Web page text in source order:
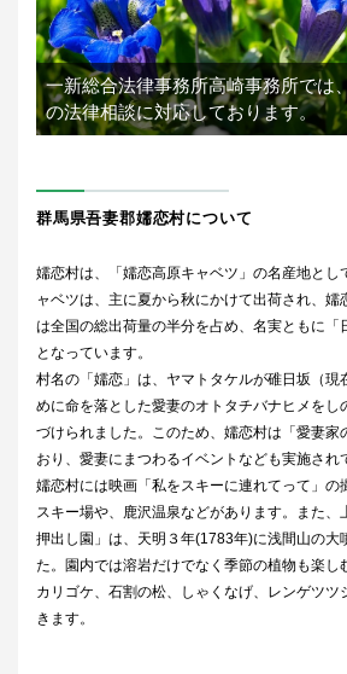
一新総合法律事務所高崎事務所では
の法律相談に対応しております。
群馬県吾妻郡嬬恋村について
嬬恋村は、「嬬恋高原キャベツ」の名産地とし
ャベツは、主に夏から秋にかけて出荷され、嬬
は全国の総出荷量の半分を占め、名実ともに「
となっています。
村名の「嬬恋」は、ヤマトタケルが碓日坂（現
めに命を落とした愛妻のオトタチバナヒメをし
づけられました。このため、嬬恋村は「愛妻家
おり、愛妻にまつわるイベントなども実施され
嬬恋村には映画「私をスキーに連れてって」の
スキー場や、鹿沢温泉などがあります。また、
押出し園」は、天明３年(1783年)に浅間山の大
た。園内では溶岩だけでなく季節の植物も楽し
カリゴケ、石割の松、しゃくなげ、レンゲツツ
きます。